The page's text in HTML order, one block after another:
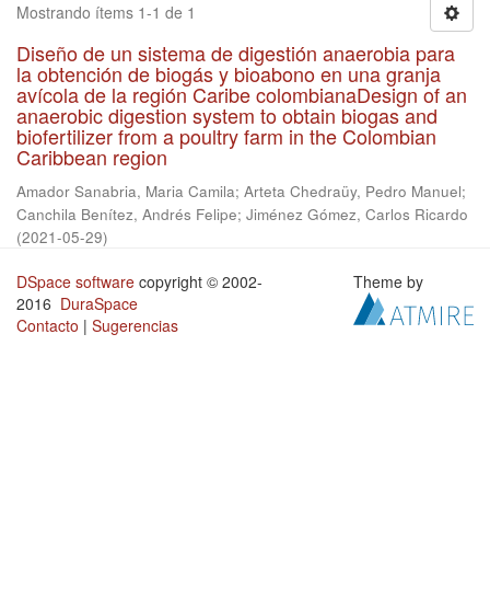
Mostrando ítems 1-1 de 1
Diseño de un sistema de digestión anaerobia para
la obtención de biogás y bioabono en una granja
avícola de la región Caribe colombianaDesign of an
anaerobic digestion system to obtain biogas and
biofertilizer from a poultry farm in the Colombian
Caribbean region
Amador Sanabria, Maria Camila; Arteta Chedraüy, Pedro Manuel;
Canchila Benítez, Andrés Felipe; Jiménez Gómez, Carlos Ricardo
(2021-05-29)
DSpace software copyright © 2002-
2016 DuraSpace
Contacto | Sugerencias
Theme by